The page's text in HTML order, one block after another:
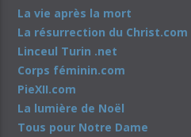
La vie après la mort
La résurrection du Christ.com
Linceul Turin .net
Corps féminin.com
PieXII.com
La lumière de Noël
Tous pour Notre Dame